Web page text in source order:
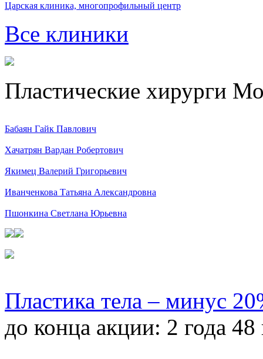
Царская клиника, многопрофильный центр
Все клиники
Пластические хирурги
Бабаян Гайк Павлович
Хачатрян Вардан Робертович
Якимец Валерий Григорьевич
Иванченкова Татьяна Александровна
Пшонкина Светлана Юрьевна
Пластика тела – минус
до конца акции: 2 года 48